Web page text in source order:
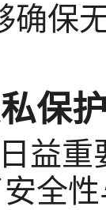
确保
保
益
全